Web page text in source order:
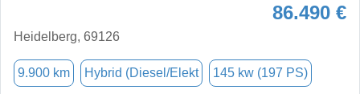
86.490 €
Heidelberg, 69126
9.900 km Hybrid (Diesel/Elekt 145 kw (197 PS)